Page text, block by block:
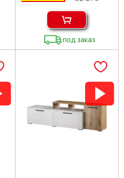
под заказ